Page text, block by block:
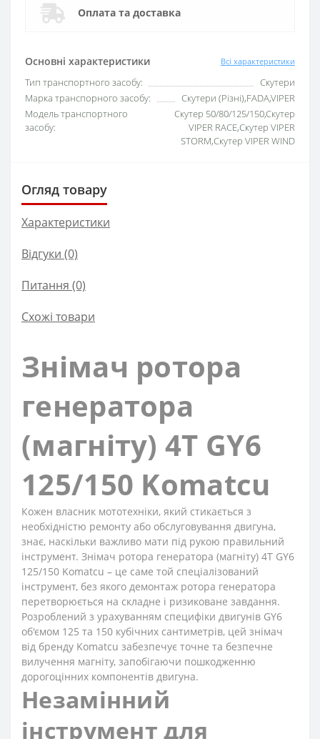
Основні характеристики Всі характеристики
Тип транспортного засобу:
Скутери
Марка транспорного засобу:
Скутери (Різні),FADA,VIPER
Модель транспортного
засобу:
Скутер 50/80/125/150,Скутер
VIPER RACE,Скутер VIPER
STORM,Скутер VIPER WIND
Оплата та доставка
Огляд товару
Характеристики
Відгуки (0)
Питання (0)
Схожі товари
Знімач ротора
генератора
(магніту) 4T GY6
125/150 Komatcu
Кожен власник мототехніки, який стикається з
необхідністю ремонту або обслуговування двигуна,
знає, наскільки важливо мати під рукою правильний
інструмент. Знімач ротора генератора (магніту) 4T GY6
125/150 Komatcu – це саме той спеціалізований
інструмент, без якого демонтаж ротора генератора
перетворюється на складне і ризиковане завдання.
Розроблений з урахуванням специфіки двигунів GY6
об'ємом 125 та 150 кубічних сантиметрів, цей знімач
від бренду Komatcu забезпечує точне та безпечне
вилучення магніту, запобігаючи пошкодженню
дорогоцінних компонентів двигуна.
Незамінний
інструмент для